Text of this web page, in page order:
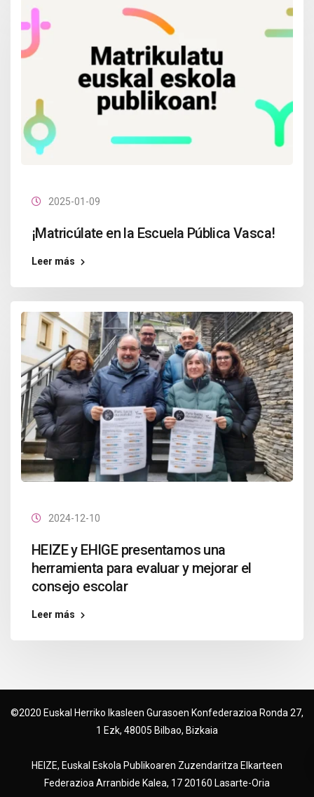
2025-01-09
¡Matricúlate en la Escuela Pública Vasca!
Leer más
2024-12-10
HEIZE y EHIGE presentamos una
herramienta para evaluar y mejorar el
consejo escolar
Leer más
©2020 Euskal Herriko Ikasleen Gurasoen Konfederazioa Ronda 27,
1 Ezk, 48005 Bilbao, Bizkaia
HEIZE, Euskal Eskola Publikoaren Zuzendaritza Elkarteen
Federazioa Arranbide Kalea, 17 20160 Lasarte-Oria